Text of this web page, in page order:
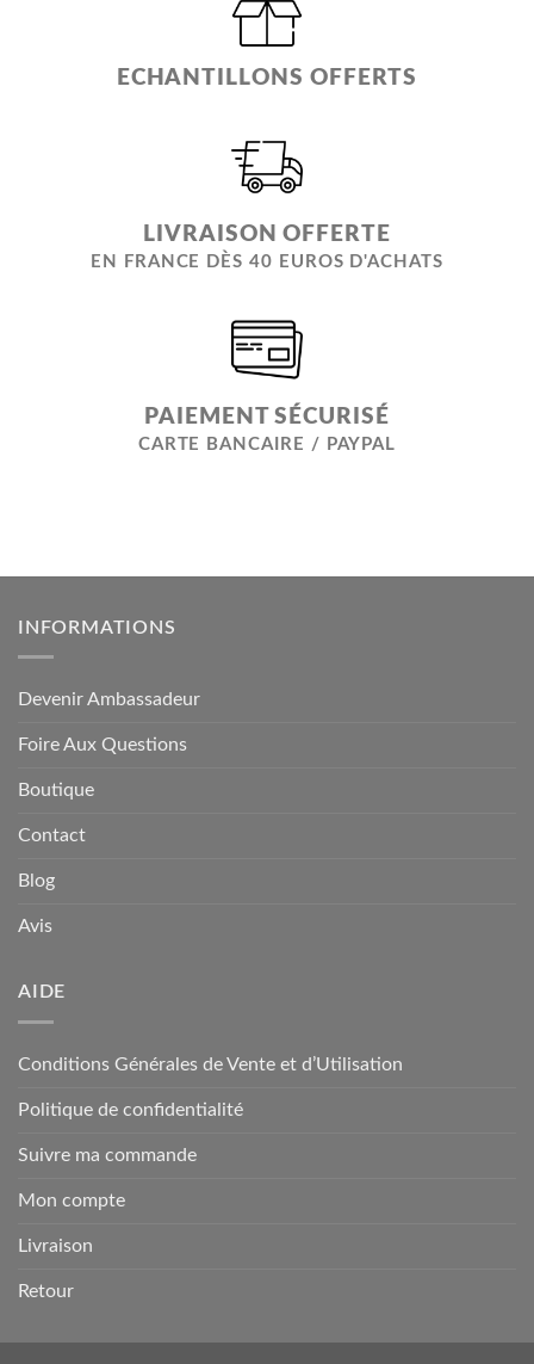
ECHANTILLONS OFFERTS
LIVRAISON OFFERTE
EN FRANCE DÈS 40 EUROS D'ACHATS
PAIEMENT SÉCURISÉ
CARTE BANCAIRE / PAYPAL
INFORMATIONS
Devenir Ambassadeur
Foire Aux Questions
Boutique
Contact
Blog
Avis
AIDE
Conditions Générales de Vente et d’Utilisation
Politique de confidentialité
Suivre ma commande
Mon compte
Livraison
Retour